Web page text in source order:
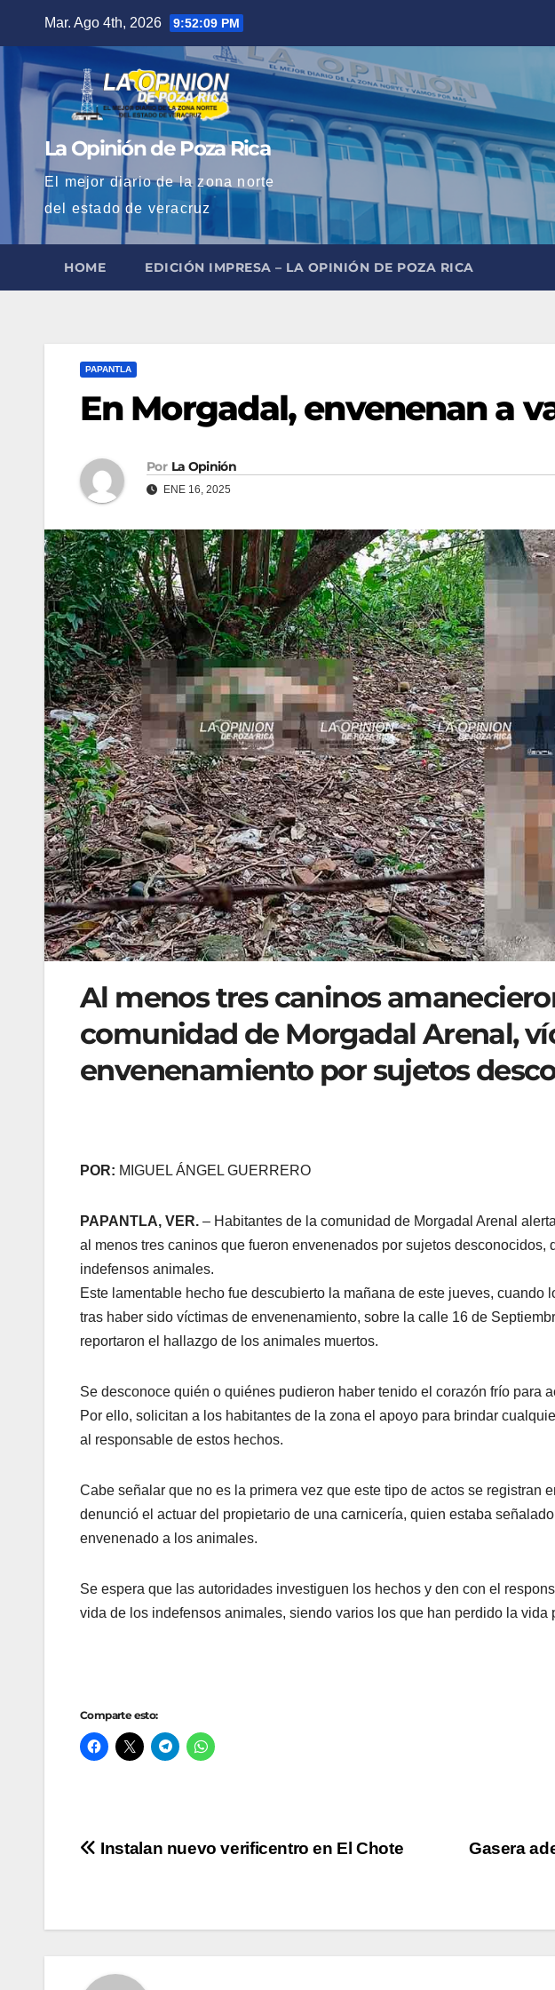
contenido
Mar. Ago 4th, 2026 9:52:10 PM
La Opinión de Poza Rica
El mejor diario de la zona norte
del estado de veracruz
HOME EDICIÓN IMPRESA – LA OPINIÓN DE POZA RICA
PAPANTLA
En Morgadal, envenenan a
Por La Opinión
ENE 16, 2025
Al menos tres caninos
comunidad de Morgadal Arenal,
envenenamiento por sujetos
POR: MIGUEL ÁNGEL GUERRERO
PAPANTLA, VER. – Habitantes de la comunidad de Morgadal Arenal
al menos tres caninos que fueron envenenados por sujetos desconocidos,
indefensos animales.
Este lamentable hecho fue descubierto la mañana de este jueves, cuando
tras haber sido víctimas de envenenamiento, sobre la calle 16 de
reportaron el hallazgo de los animales muertos.
Se desconoce quién o quiénes pudieron haber tenido el corazón frío para
Por ello, solicitan a los habitantes de la zona el apoyo para brindar
al responsable de estos hechos.
Cabe señalar que no es la primera vez que este tipo de actos se registran
denunció el actuar del propietario de una carnicería, quien estaba
envenenado a los animales.
Se espera que las autoridades investiguen los hechos y den con el
vida de los indefensos animales, siendo varios los que han perdido la vida
Comparte esto:
Navegación
entradas
Gasera
Instalan nuevo verificentro en El Chote